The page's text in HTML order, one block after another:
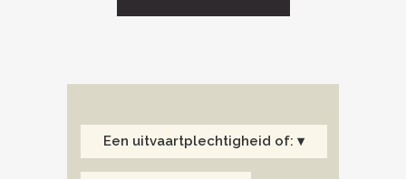
Een uitvaartplechtigheid of: ▾